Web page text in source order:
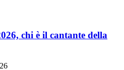
chi è il cantante della